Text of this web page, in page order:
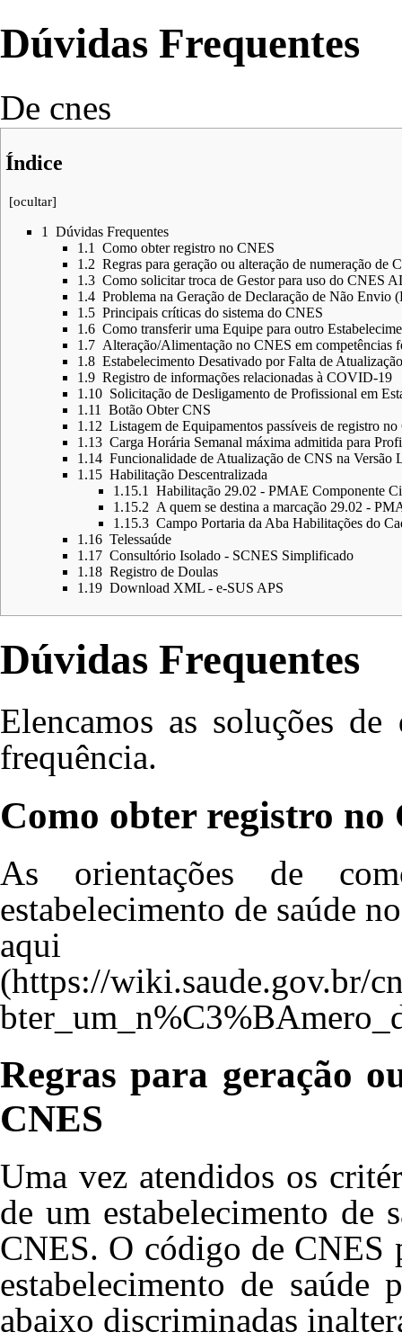
Dúvidas Frequentes
De cnes
Índice
[ocultar]
1
Dúvidas Frequentes
1.1
Como obter registro no CNES
1.2 Regras para geração ou alteração de numeração de
1.3 Como solicitar troca de Gestor para uso do CNES
1.4 Problema na Geração de Declaração de Não Envio
1.5 Principais críticas do sistema do CNES
1.6 Como transferir uma Equipe para outro
1.7 Alteração/Alimentação no CNES em competências
1.8 Estabelecimento Desativado por Falta de Atualização
1.9 Registro de informações relacionadas à COVID-19
1.10 Solicitação de Desligamento de Profissional em
1.11
Botão Obter CNS
1.12 Listagem de Equipamentos passíveis de registro
1.13 Carga Horária Semanal máxima admitida para
1.14 Funcionalidade de Atualização de CNS na Versão
1.15 Habilitação Descentralizada
1.15.1
Habilitação 29.02 - PMAE Componente
1.15.2 A quem se destina a marcação 29.02 -
1.15.3 Campo Portaria da Aba Habilitações do
1.16 Telessaúde
1.17 Consultório Isolado - SCNES Simplificado
1.18 Registro de Doulas
1.19 Download XML - e-SUS APS
Dúvidas Frequentes
Elencamos as soluções
frequência.
Como obter registro no
As orientações de
estabelecimento de saúde
aqui
Regras para geração
CNES
Uma vez atendidos os
de um estabelecimento de
CNES. O código de CNES
estabelecimento de saúde
abaixo discriminadas